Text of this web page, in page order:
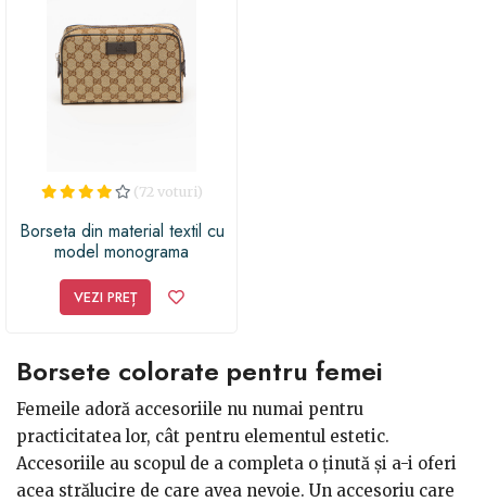
(72 voturi)
Borseta din material textil cu
model monograma
VEZI PREȚ
Borsete colorate pentru femei
Femeile adoră accesoriile nu numai pentru
practicitatea lor, cât pentru elementul estetic.
Accesoriile au scopul de a completa o ținută și a-i oferi
acea strălucire de care avea nevoie. Un accesoriu care